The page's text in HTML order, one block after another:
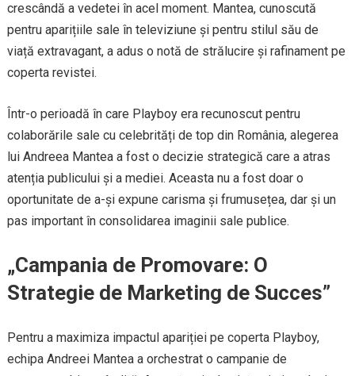
crescândă a vedetei în acel moment. Mantea, cunoscută
pentru aparițiile sale în televiziune și pentru stilul său de
viață extravagant, a adus o notă de strălucire și rafinament pe
coperta revistei.
Într-o perioadă în care Playboy era recunoscut pentru
colaborările sale cu celebrități de top din România, alegerea
lui Andreea Mantea a fost o decizie strategică care a atras
atenția publicului și a mediei. Aceasta nu a fost doar o
oportunitate de a-și expune carisma și frumusețea, dar și un
pas important în consolidarea imaginii sale publice.
„Campania de Promovare: O
Strategie de Marketing de Succes”
Pentru a maximiza impactul apariției pe coperta Playboy,
echipa Andreei Mantea a orchestrat o campanie de